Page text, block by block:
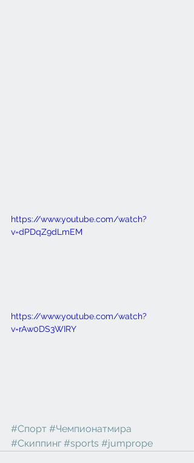
https://www.youtube.com/watch?
v=dPDqZ9dLmEM
https://www.youtube.com/watch?
v=rAw0DS3WIRY
#Спорт #Чемпионатмира
#Скиппинг #sports #jumprope